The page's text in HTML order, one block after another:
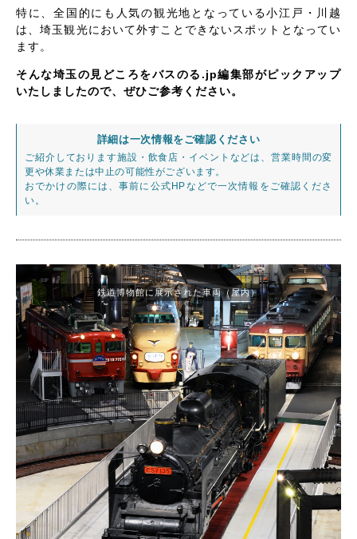
特に、全国的にも人気の観光地となっている小江戸・川越
は、埼玉観光において外すことできないスポットとなってい
ます。
そんな埼玉の見どころをバスのる.jp編集部がピックアップ
いたしましたので、ぜひご参考ください。
詳細は一次情報をご確認ください
ご紹介しております施設・飲食店・イベントなどは、営業時間の変
更や休業または中止の可能性がございます。
おでかけの際には、事前に公式HPなどで一次情報をご確認くださ
い。
鉄道博物館に展示された車両（屋内）